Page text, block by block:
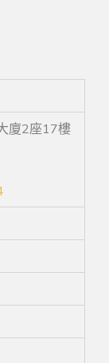
廈2座17樓